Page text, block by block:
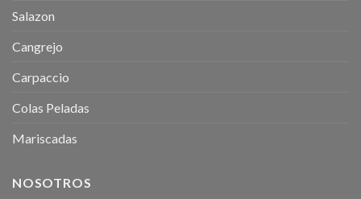
Salazon
Cangrejo
Carpaccio
Colas Peladas
Mariscadas
NOSOTROS